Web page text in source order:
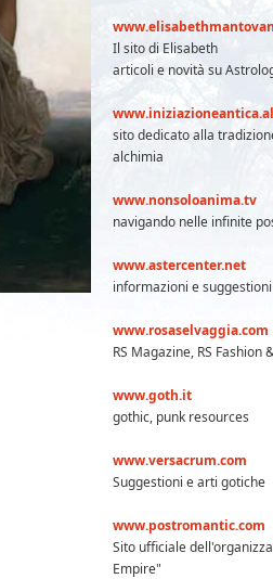
Il sito di Elisabeth
articoli e novità su
sito dedicato alla
alchimia
www.nonsoloanima.tv
navigando nelle infinite
www.astercenter.net
informazioni e
www.rosaselvaggia.com
RS Magazine, RS Fashion
www.goth.it
gothic, punk resources
www.versacrum.com
Suggestioni e arti gotiche
www.postromantic.com
Sito ufficiale
Empire"